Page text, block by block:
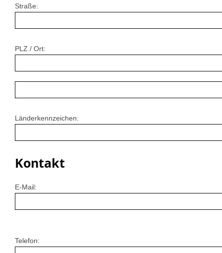
Straße:
PLZ / Ort:
Länderkennzeichen:
Kontakt
E-Mail:
Telefon: